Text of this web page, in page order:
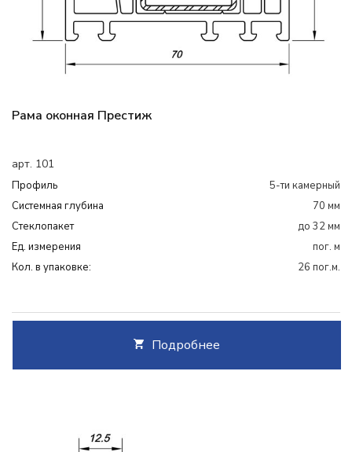
Рама оконная Престиж
арт. 101
Профиль
5-ти камерный
Системная глубина
70 мм
Cтеклопакет
до 32 мм
Ед. измерения
пог. м
Кол. в упаковке:
26 пог.м.
Подробнее